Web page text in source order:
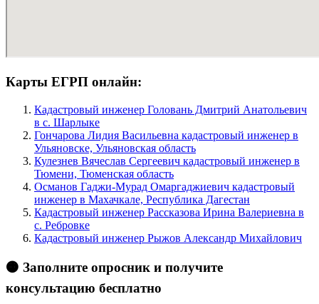
Карты ЕГРП онлайн:
Кадастровый инженер Головань Дмитрий Анатольевич
в c. Шарлыке
Гончарова Лидия Васильевна кадастровый инженер в
Ульяновске, Ульяновская область
Кулезнев Вячеслав Сергеевич кадастровый инженер в
Тюмени, Тюменская область
Османов Гаджи-Мурад Омаргаджиевич кадастровый
инженер в Махачкале, Республика Дагестан
Кадастровый инженер Рассказова Ирина Валериевна в
c. Ребровке
Кадастровый инженер Рыжов Александр Михайлович
🟠 Заполните опросник и получите
консультацию бесплатно